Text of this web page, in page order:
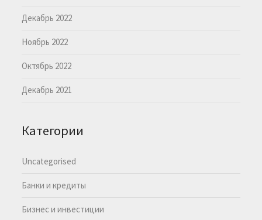
Декабрь 2022
Ноябрь 2022
Октябрь 2022
Декабрь 2021
Категории
Uncategorised
Банки и кредиты
Бизнес и инвестиции